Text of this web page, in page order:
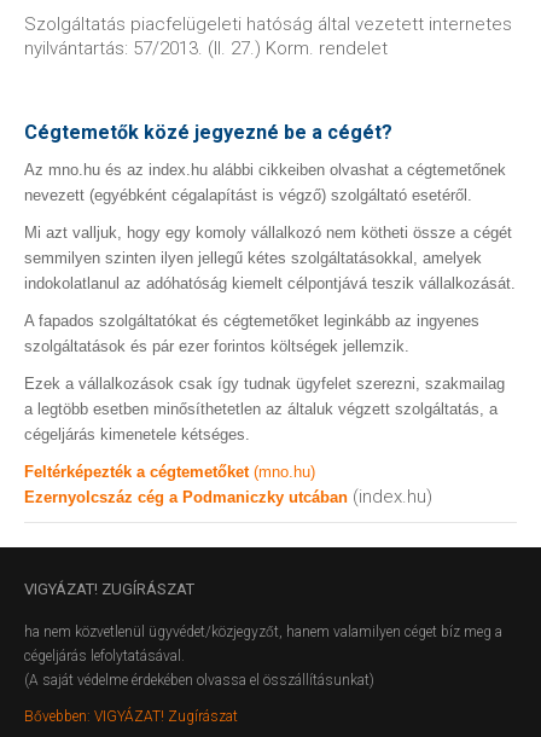
Szolgáltatás piacfelügeleti hatóság által vezetett internetes
nyilvántartás: 57/2013. (II. 27.) Korm. rendelet
Cégtemetők közé jegyezné be a cégét?
Az mno.hu és az index.hu alábbi cikkeiben olvashat a cégtemetőnek
nevezett (egyébként cégalapítást is végző) szolgáltató esetéről.
Mi azt valljuk, hogy egy komoly vállalkozó nem kötheti össze a cégét
semmilyen szinten ilyen jellegű kétes szolgáltatásokkal, amelyek
indokolatlanul az adóhatóság kiemelt célpontjává teszik vállalkozását.
A fapados szolgáltatókat és cégtemetőket leginkább az ingyenes
szolgáltatások és pár ezer forintos költségek jellemzik.
Ezek a vállalkozások csak így tudnak ügyfelet szerezni, szakmailag
a legtöbb esetben minősíthetetlen az általuk végzett szolgáltatás, a
cégeljárás kimenetele kétséges.
Feltérképezték a cégtemetőket (mno.hu)
Ezernyolcszáz cég a Podmaniczky utcában (index.hu)
VIGYÁZAT! ZUGÍRÁSZAT
ha nem közvetlenül ügyvédet/közjegyzőt, hanem valamilyen céget bíz meg a
cégeljárás lefolytatásával.
(A saját védelme érdekében olvassa el összállításunkat)
Bővebben: VIGYÁZAT! Zugírászat